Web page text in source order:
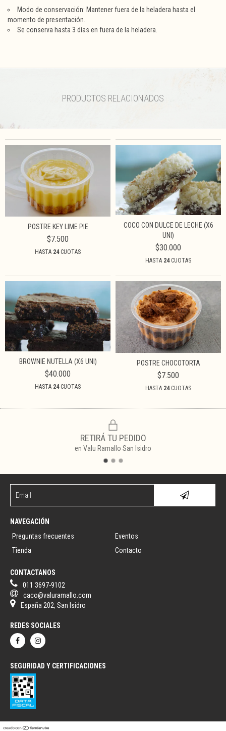
Modo de conservación: Mantener fuera de la heladera hasta el
momento de presentación.
Se conserva hasta 3 días en fuera de la heladera.
PRODUCTOS RELACIONADOS
POSTRE KEY LIME PIE
$7.500
HASTA 24CUOTAS
COCO CON DULCE DE LECHE (X6
UNI)
$30.000
HASTA 24CUOTAS
BROWNIE NUTELLA (X6 UNI)
$40.000
HASTA 24CUOTAS
POSTRE CHOCOTORTA
$7.500
HASTA 24CUOTAS
RETIRÁ TU PEDIDO
en Valu Ramallo San Isidro
NAVEGACIÓN
Preguntas frecuentes
Eventos
Tienda
Contacto
CONTACTANOS
011 3697-9102
caco@valuramallo.com
España 202, San Isidro
REDES SOCIALES
SEGURIDAD Y CERTIFICACIONES